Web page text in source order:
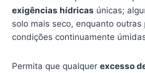
exigências hídricas únicas;
solo mais seco, enquanto outras
condições continuamente
Permita que qualquer excesso